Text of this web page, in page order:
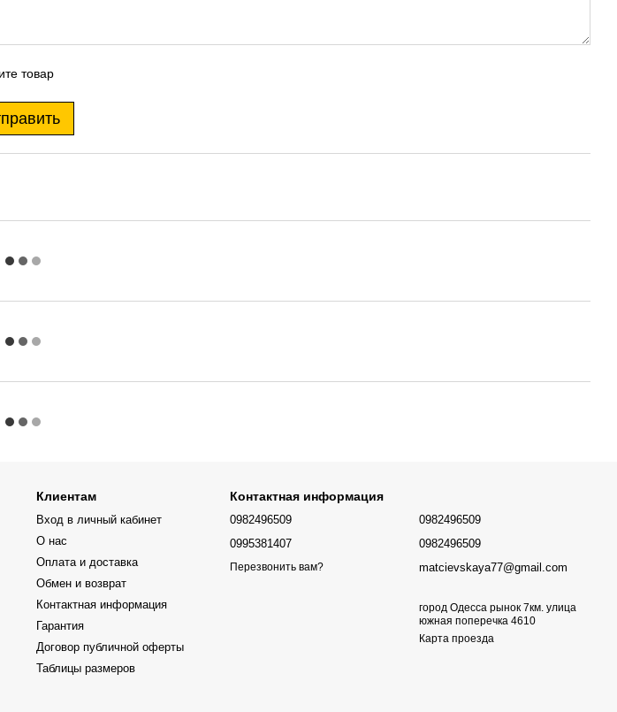
товар
Клиентам
Вход в личный кабинет
О нас
Оплата и доставка
Обмен и возврат
Контактная информация
Гарантия
Договор публичной оферты
Таблицы размеров
Контактная информация
0982496509
0995381407
Перезвонить вам?
0982496509
0982496509
matcievskaya77@gmail.com
город Одесса рынок 7км. улица
южная поперечка 4610
Карта проезда